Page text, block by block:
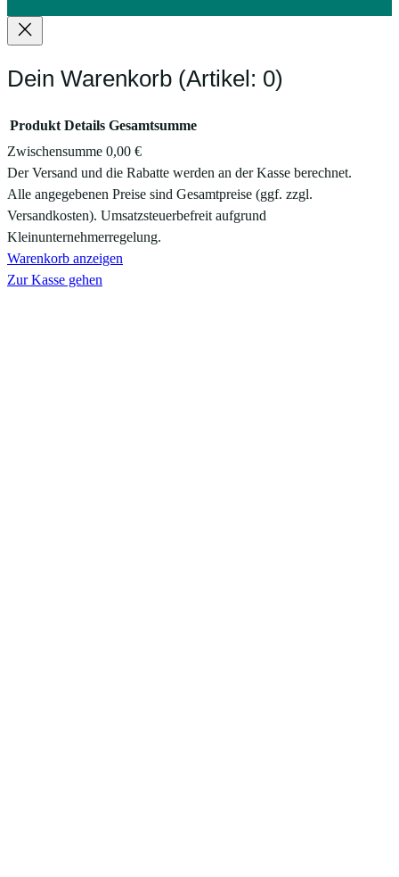
Dein Warenkorb (Artikel: 0)
Produkte
im
Warenkorb
Produkt Details Gesamtsumme
Zwischensumme 0,00 €
Der Versand und die Rabatte werden an der Kasse berechnet.
Alle angegebenen Preise sind Gesamtpreise (ggf. zzgl.
Versandkosten). Umsatzsteuerbefreit aufgrund
Kleinunternehmerregelung.
Warenkorb anzeigen
Zur Kasse gehen